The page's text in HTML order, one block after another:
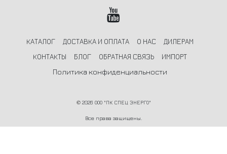
КАТАЛОГ ДОСТАВКА И ОПЛАТА О НАС
ДИЛЕРАМ
КОНТАКТЫ
БЛОГ ОБРАТНАЯ СВЯЗЬ
ИМПОРТ
Политика конфиденциальности
© 2026 ООО "ПК СПЕЦ ЭНЕРГО"
Все права защищены.